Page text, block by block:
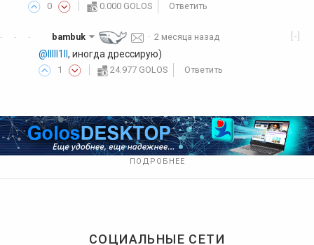
0 0.000 GOLOS Ответить
·
·
· [-]
bambuk · 2 месяца назад
@lllll1ll , иногда дрессирую)
1 24.977 GOLOS Ответить
ПОДРОБНЕЕ
СОЦИАЛЬНЫЕ СЕТИ